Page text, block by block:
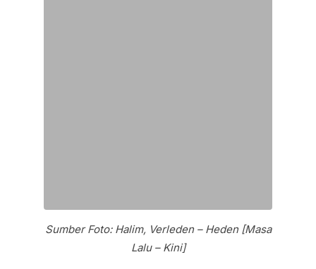
Sumber Foto: Halim, Verleden – Heden [Masa
Lalu – Kini]